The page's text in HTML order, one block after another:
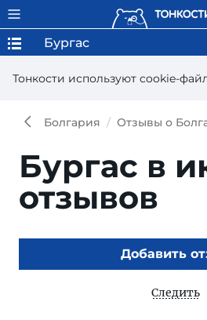
Тонкости используют сookie-
Бургас
Болгария Отзывы о
Бургас в
отзывов
Добавить
Следить